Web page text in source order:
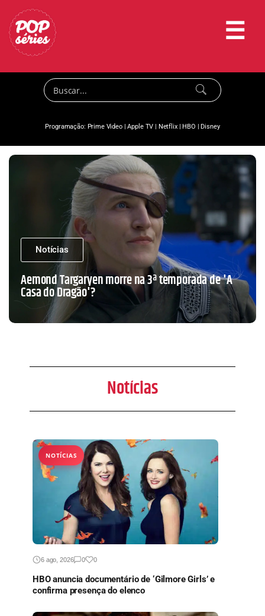
☰
Programação: Prime Video|Apple TV | Netflix|HBO |Disney
Notícias
Aemond Targaryen morre na 3ª temporada de 'A
Casa do Dragão'?
Notícias
NOTÍCIAS
6 ago, 2026 0 0
HBO anuncia documentário de ‘Gilmore Girls’ e
confirma presença do elenco